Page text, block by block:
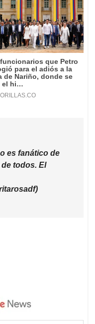
es fanático de
todos. El